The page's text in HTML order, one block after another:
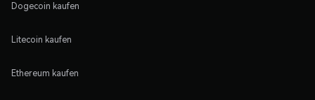
Dogecoin kaufen
Litecoin kaufen
Ethereum kaufen